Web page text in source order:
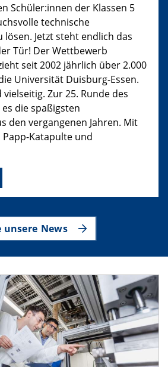
Schüler:innen der Klassen 5
technische
Jetzt steht endlich das
Tür! Der Wettbewerb
seit 2002 jährlich über 2.000
Universität Duisburg-Essen.
Zur 25. Runde des
die spaßigsten
den vergangenen Jahren. Mit
Katapulte und
unsere News